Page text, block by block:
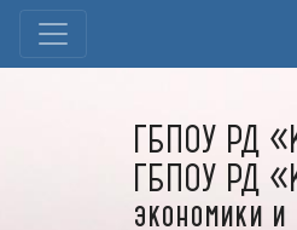
ГБПОУ РД
ГБПОУ РД
экономики и